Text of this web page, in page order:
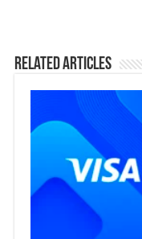
Related Articles